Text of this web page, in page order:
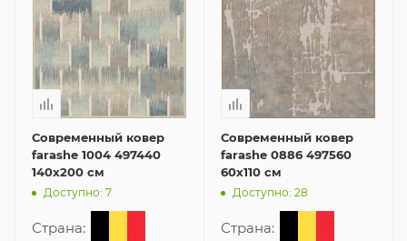
Современный ковер
farashe 1004 497440
140x200 см
Доступно: 7
Страна:
Современный ковер
farashe 0886 497560
60x110 см
Доступно: 28
Страна: